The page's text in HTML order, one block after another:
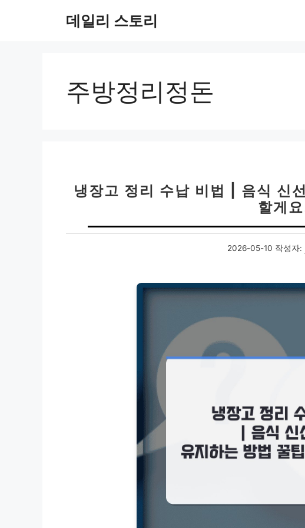
데일리 스토리
주방정리정돈
냉장고 정리 수납 비법 | 음식 신
할게
2026-05-10 작성자: